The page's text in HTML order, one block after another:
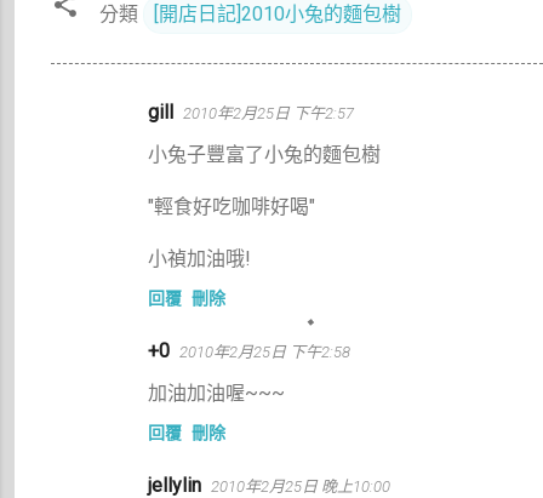
分類 [開店日記]2010小兔的麵包樹
gill 2010年2月25日 下午2:57
小兔子豐富了小兔的麵包樹
"輕食好吃咖啡好喝"
小禎加油哦!
回覆 刪除
+0 2010年2月25日 下午2:58
加油加油喔~~~
回覆 刪除
jellylin 2010年2月25日 晚上10:00